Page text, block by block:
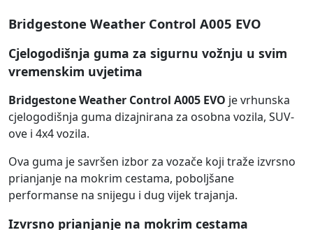
Bridgestone Weather Control A005 EVO
Cjelogodišnja guma za sigurnu vožnju u svim
vremenskim uvjetima
Bridgestone Weather Control A005 EVO je vrhunska
cjelogodišnja guma dizajnirana za osobna vozila, SUV-
ove i 4x4 vozila.
Ova guma je savršen izbor za vozače koji traže izvrsno
prianjanje na mokrim cestama, poboljšane
performanse na snijegu i dug vijek trajanja.
Izvrsno prianjanje na mokrim cestama